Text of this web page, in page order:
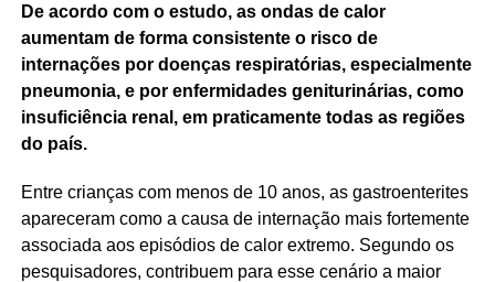
De acordo com o estudo, as ondas de calor
aumentam de forma consistente o risco de
internações por doenças respiratórias, especialmente
pneumonia, e por enfermidades geniturinárias, como
insuficiência renal, em praticamente todas as regiões
do país.
Entre crianças com menos de 10 anos, as gastroenterites
apareceram como a causa de internação mais fortemente
associada aos episódios de calor extremo. Segundo os
pesquisadores, contribuem para esse cenário a maior